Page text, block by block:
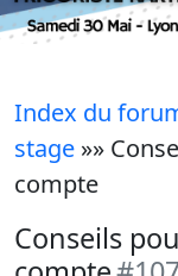
Index du
stage »»
compte
Conseils